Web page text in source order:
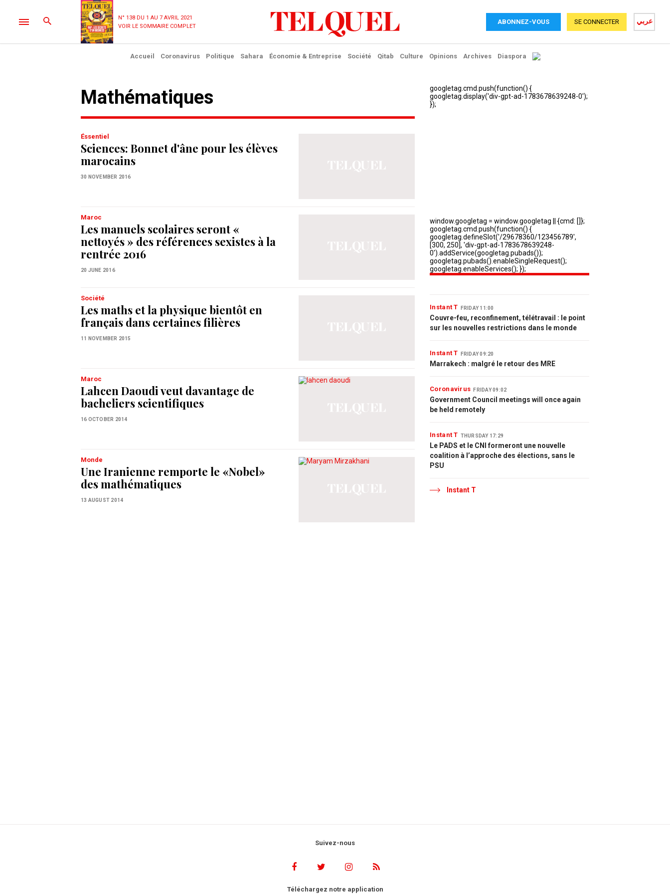
N° 138 DU 1 AU 7 AVRIL 2021
VOIR LE SOMMAIRE COMPLET
ABONNEZ-VOUS عربي SE CONNECTER
Accueil Coronavirus Politique Sahara Économie & Entreprise Société Qitab Culture Opinions Archives Diaspora
mathématiques
Éssentiel
Sciences: Bonnet d'âne pour les élèves
marocains
30 NOVEMBER 2016
Maroc
Les manuels scolaires seront «
nettoyés » des références sexistes à la
rentrée 2016
20 JUNE 2016
Société
Les maths et la physique bientôt en
français dans certaines filières
11 NOVEMBER 2015
Maroc
Lahcen Daoudi veut davantage de
bacheliers scientifiques
16 OCTOBER 2014
Monde
Une Iranienne remporte le «Nobel»
des mathématiques
13 AUGUST 2014
Instant T FRIDAY 11:00
Couvre-feu, reconfinement, télétravail : le point
sur les nouvelles restrictions dans le monde
Instant T FRIDAY 09:20
Marrakech : malgré le retour des MRE
Coronavirus FRIDAY 09:02
Government Council meetings will once again
be held remotely
Instant T THURSDAY 17:29
Le PADS et le CNI formeront une nouvelle
coalition à l’approche des élections, sans le
PSU
Instant T
Suivez-nous
Téléchargez notre application